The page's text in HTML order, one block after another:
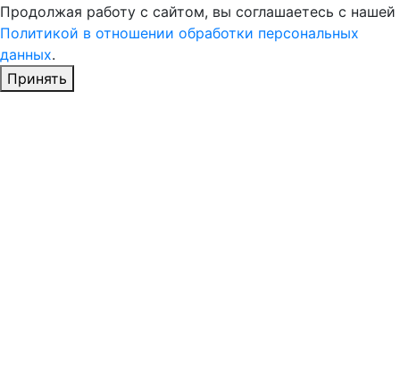
Продолжая работу с сайтом, вы соглашаетесь с нашей
Политикой в отношении обработки персональных
данных.
Принять